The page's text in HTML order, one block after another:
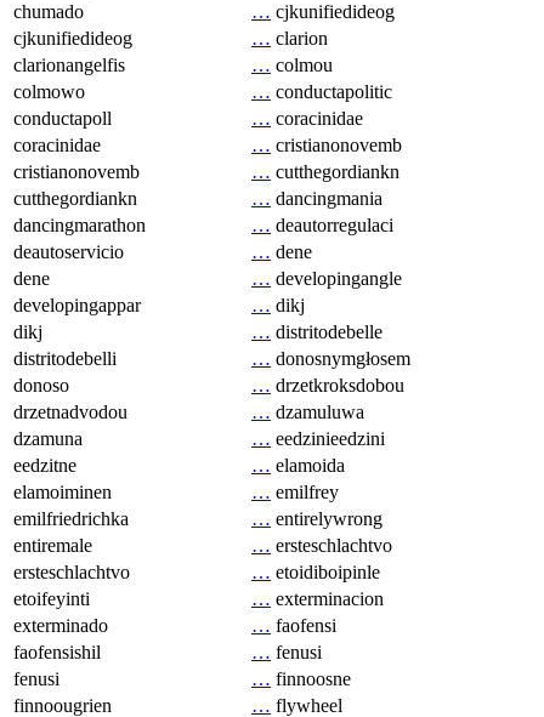
chumado
… cjkunifiedideog
cjkunifiedideog
… clarion
clarionangelfis
… colmou
colmowo
… conductapolitic
conductapoll
… coracinidae
coracinidae
… cristianonovemb
cristianonovemb
… cutthegordiankn
cutthegordiankn
… dancingmania
dancingmarathon
… deautorregulaci
deautoservicio
… dene
dene
… developingangle
developingappar
… dikj
dikj
… distritodebelle
distritodebelli
… donosnymgłosem
donoso
… drzetkroksdobou
drzetnadvodou
… dzamuluwa
dzamuna
… eedzinieedzini
eedzitne
… elamoida
elamoiminen
… emilfrey
emilfriedrichka
… entirelywrong
entiremale
… ersteschlachtvo
ersteschlachtvo
… etoidiboipinle
etoifeyinti
… exterminacion
exterminado
… faofensi
faofensishil
… fenusi
fenusi
… finnoosne
finnoougrien
… flywheel